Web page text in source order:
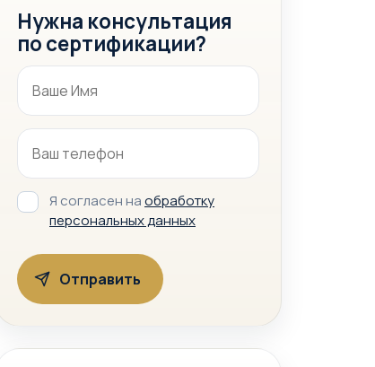
Нужна консультация
по сертификации?
Я согласен наобработку
персональных данных